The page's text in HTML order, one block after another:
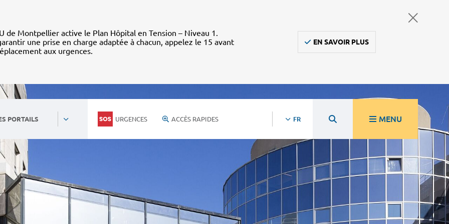
de Montpellier active le Plan Hôpital en Tension – Niveau 1.
une prise en charge adaptée à chacun, appelez le 15 avant
aux urgences.
EN SAVOIR PLUS
PORTAILS URGENCES ACCÈS RAPIDES FR MENU